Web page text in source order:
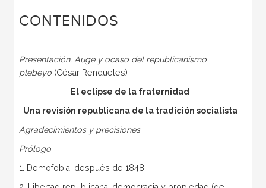
CONTENIDOS
Presentación. Auge y ocaso del republicanismo
plebeyo(César Rendueles)
El eclipse de la fraternidad
Una revisión republicana de la tradición socialista
Agradecimientos y precisiones
Prólogo
1. Demofobia, después de 1848